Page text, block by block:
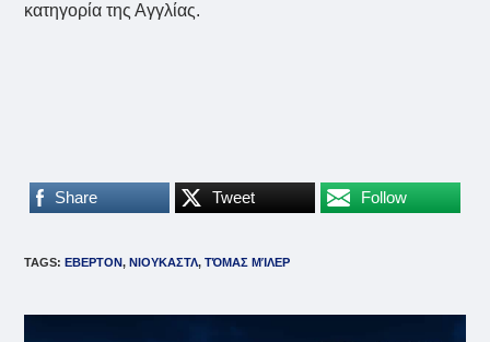
κατηγορία της Αγγλίας.
Share Tweet Follow
TAGS: ΕΒΕΡΤΟΝ, ΝΙΟΥΚΑΣΤΛ, ΤΌΜΑΣ ΜΊΛΕΡ